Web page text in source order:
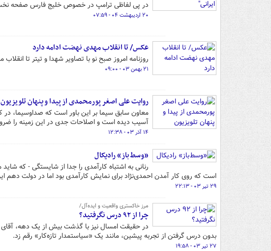
در پی لفاظی ترامپ در خصوص خلیج فارس صفحه
۲۰ اردیبهشت ۰۴ - ۰۷:۵۹
عکس/ تا انقلاب مهدی نهضت ادامه دارد
روزنامه امروز صبح نو با تصاویر شهدا و تیتر تا
۲۱ بهمن ۰۳ - ۰۹:۰۰
روایت علی‌ اصغر پورمحمدی از پیدا و پنهان تلویزیون
معاون سابق سیما بر این باور است که صداوسیما، در
آسیب دیده است و اصلاحات جدی در این زمینه را
۱۴ آذر ۰۳ - ۱۲:۳۸
«وسط باز» رادیکال
رنانی به اشتباه کارآمدی را جدا از شایستگی - که
است که روی کار آمدن احمدی‌نژاد برای نمایش کارآمدی بود اما در دولت دهم
۲۹ تیر ۰۳ - ۲۲:۱۳
مرز خاکستری واقعیت و ایده‌آل/
چرا از ۹۲ درس نگرفتید؟
بدون درس گرفتن از تجربه پیشین، مانند یک «سیاستمدار تازه‌کار» رقم زد.
۲۷ تیر ۰۳ - ۱۹:۵۸